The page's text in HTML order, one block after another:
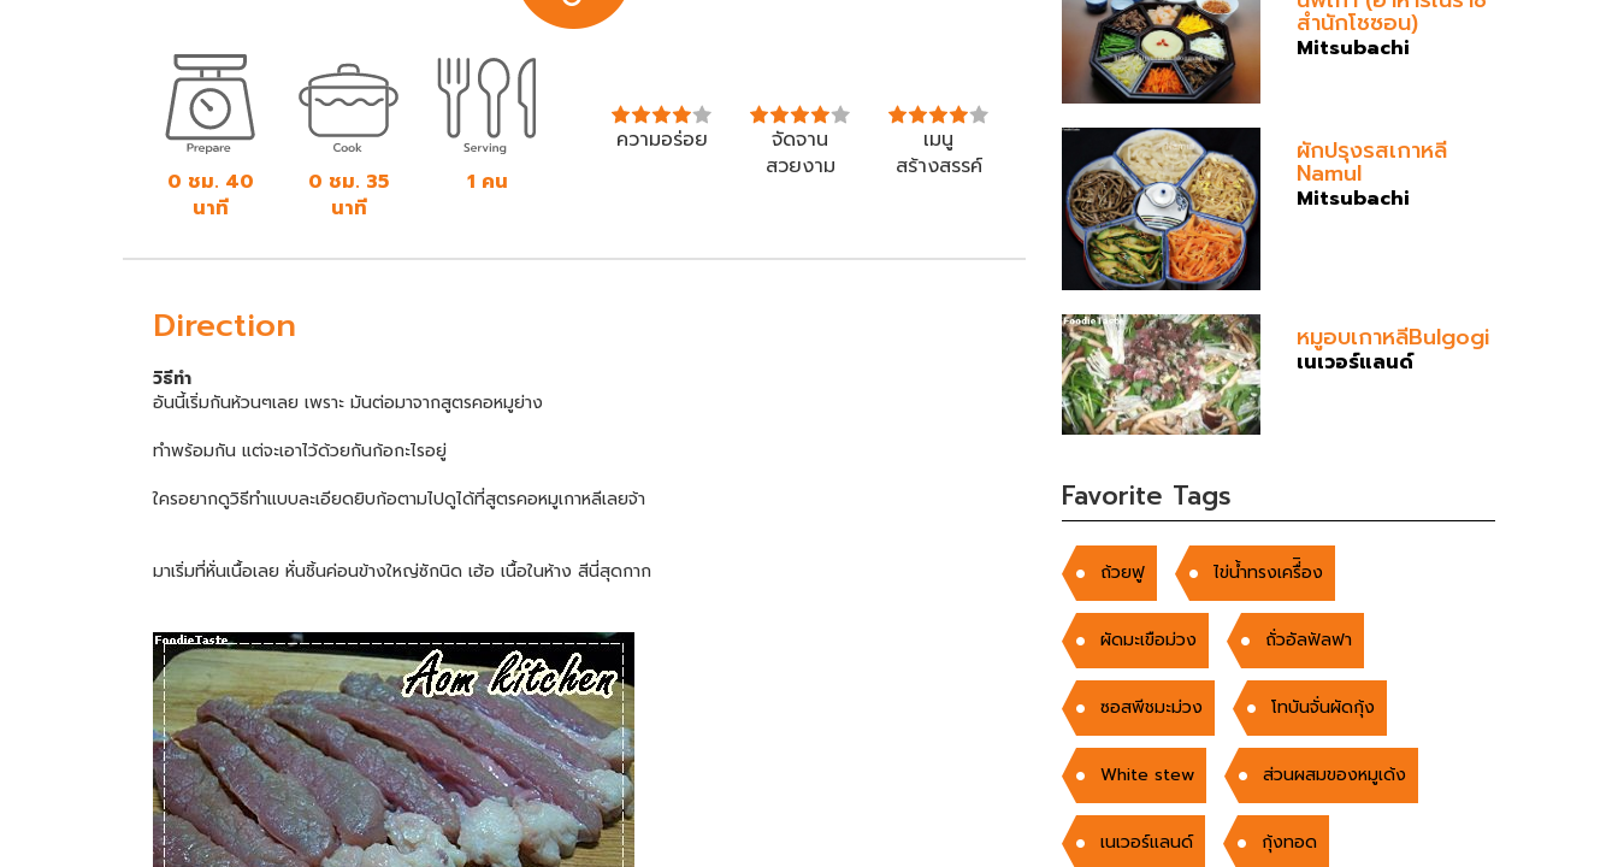
0 ชม. 40
นาที
0 ชม. 35
นาที
1 คน
ความอร่อย
จัดจาน
สวยงาม
เมนู
สร้างสรรค์
Direction
วิธีทำ
อันนี้เริ่มกันห้วนๆเลย เพราะ มันต่อมาจากสูตรคอหมูย่าง
ทำพร้อมกัน แต่จะเอาไว้ด้วยกันก้อกะไรอยู่
ใครอยากดูวิธีทำแบบละเอียดยิบก้อตามไปดูได้ที่สูตรคอหมูเกาหลีเลยจ้า
มาเริ่มที่หั่นเนื้อเลย หั่นชิ้นค่อนข้างใหญ่ซักนิด เฮ้อ เนื้อในห้าง สีนี่สุดกาก
สำนักโชซอน)
Mitsubachi
ผักปรุงรสเกาหลี
Namul
Mitsubachi
หมูอบเกาหลีBulgogi
เนเวอร์แลนด์
Favorite Tags
ถ้วยฟู ไข่น้ำทรงเครื่ิอง
ผัดมะเขือม่วง ถั่วอัลฟัลฟา
ซอสพีชมะม่วง โทบันจั่นผัดกุ้ง
White stew ส่วนผสมของหมูเด้ง
เนเวอร์แลนด์ กุ้งทอด